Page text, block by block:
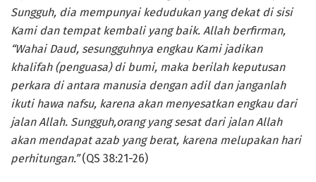
Sungguh, dia mempunyai kedudukan yang dekat di sisi
Kami dan tempat kembali yang baik. Allah berfirman,
“Wahai Daud, sesungguhnya engkau Kami jadikan
khalifah (penguasa) di bumi, maka berilah keputusan
perkara di antara manusia dengan adil dan janganlah
ikuti hawa nafsu, karena akan menyesatkan engkau dari
jalan Allah. Sungguh,orang yang sesat dari jalan Allah
akan mendapat azab yang berat, karena melupakan hari
perhitungan.”(QS 38:21-26)